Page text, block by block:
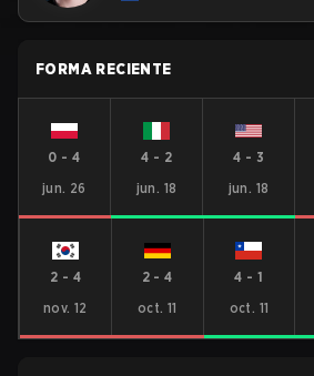
FORMA RECIENTE
0 -4
jun. 26
4 - 2
jun. 18
4 - 3
jun. 18
2 - 4
nov. 12
2 -4
oct. 11
4 -1
oct. 11